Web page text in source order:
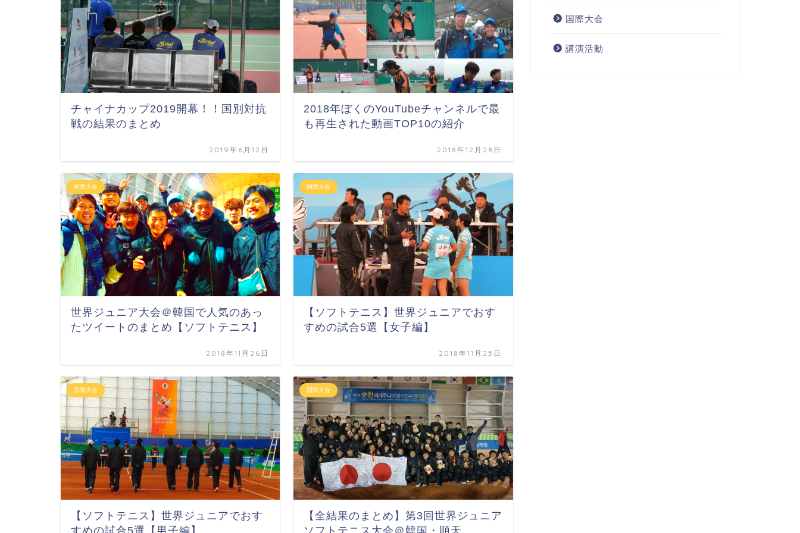
チャイナカップ2019開幕！！国別対抗
戦の結果のまとめ
2019年6月12日
2018年ぼくのYouTubeチャンネルで最
も再生された動画TOP10の紹介
2018年12月28日
国際大会
世界ジュニア大会＠韓国で人気のあっ
たツイートのまとめ【ソフトテニス】
2018年11月26日
国際大会
【ソフトテニス】世界ジュニアでおす
すめの試合5選【女子編】
2018年11月25日
国際大会
【ソフトテニス】世界ジュニアでおす
国際大会
【全結果のまとめ】第3回世界ジュニア
国際大会
講演活動